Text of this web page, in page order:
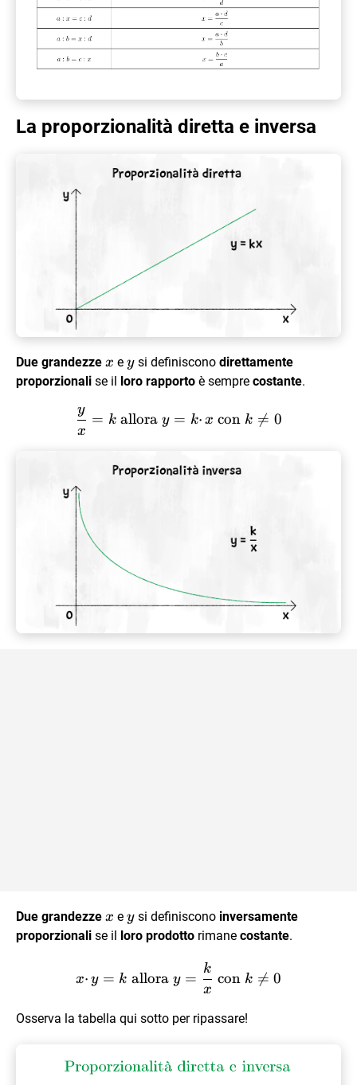
La proporzionalità diretta e inversa
Due grandezze x
x e y
ysi definiscono direttamente
proporzionali se il loro rapporto è sempre costante.
\dfrac{y}{x} = k \text{
x
y
= k alloray = k⋅ x con k 
= 0
Due grandezze x
x e y
ysi definiscono inversamente
proporzionali se il loro prodotto rimane costante.
x · y = k \text{ allora }
x⋅ y = k allora y =
x
k
con k 
= 0
Osserva la tabella qui sotto per ripassare!